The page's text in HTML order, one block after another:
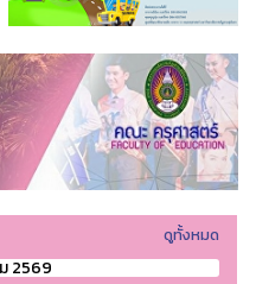
ดูทั้งหมด
2569